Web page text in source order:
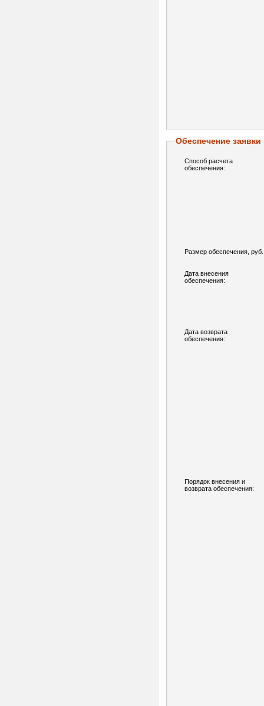
Обеспечение заявки
Способ расчета
обеспечения:
Размер обеспечения,
Дата внесения
обеспечения:
Дата возврата
обеспечения:
Порядок внесения и
возврата обеспечения: